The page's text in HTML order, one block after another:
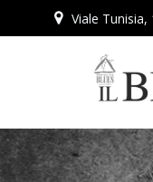
al
Viale